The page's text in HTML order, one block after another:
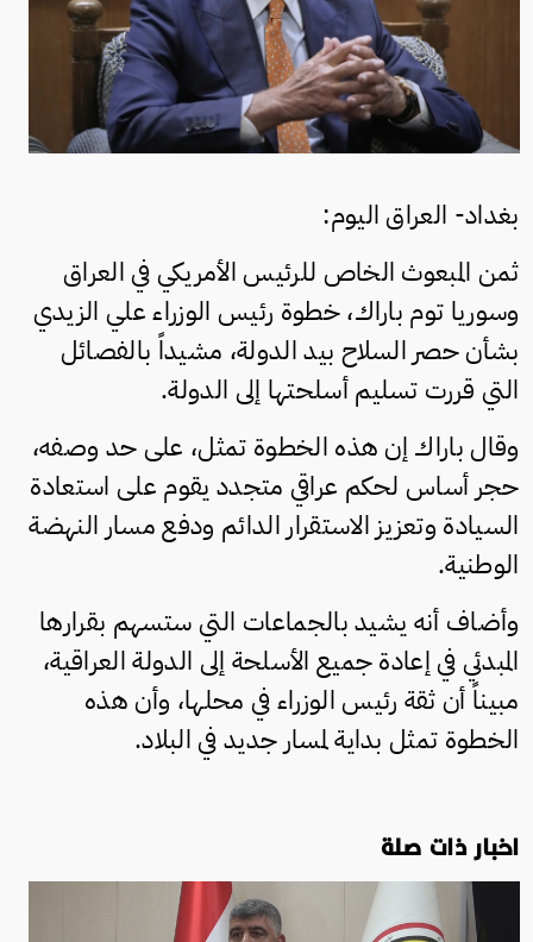
بغداد- العراق اليوم:
ثمن المبعوث الخاص للرئيس الأمريكي في العراق
وسوريا توم باراك، خطوة رئيس الوزراء علي الزيدي
بشأن حصر السلاح بيد الدولة، مشيداً بالفصائل
التي قررت تسليم أسلحتها إلى الدولة.
وقال باراك إن هذه الخطوة تمثل، على حد وصفه،
حجر أساس لحكم عراقي متجدد يقوم على استعادة
السيادة وتعزيز الاستقرار الدائم ودفع مسار النهضة
الوطنية.
وأضاف أنه يشيد بالجماعات التي ستسهم بقرارها
المبدئي في إعادة جميع الأسلحة إلى الدولة العراقية،
مبيناً أن ثقة رئيس الوزراء في محلها، وأن هذه
الخطوة تمثل بداية لمسار جديد في البلاد.
اخبار ذات صلة